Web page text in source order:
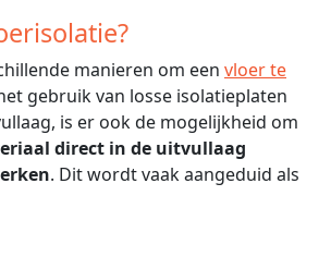
manieren om een vloer te
gebruik van losse isolatieplaten
is er ook de mogelijkheid om
direct in de uitvullaag
. Dit wordt vaak aangeduid als